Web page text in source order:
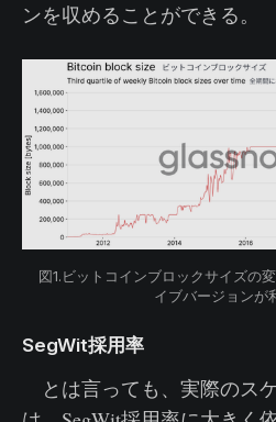
ンを収めることができる。
図1.ビットコインブロックサイズの変
イブバージョンが
SegWit採用率
とは言っても、実際のス